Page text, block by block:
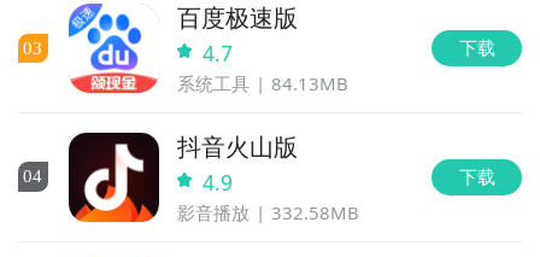
03
百度极速版
4.7
系统工具 84.13MB
下载
04
抖音火山版
4.9
影音播放 332.58MB
下载